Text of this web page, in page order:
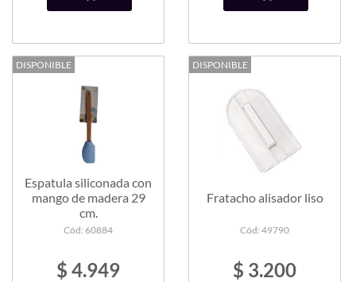
DISPONIBLE
Espatula siliconada con
mango de madera 29
cm.
Cód: 60884
$ 4.949
DISPONIBLE
Fratacho alisador liso
Cód: 49790
$ 3.200